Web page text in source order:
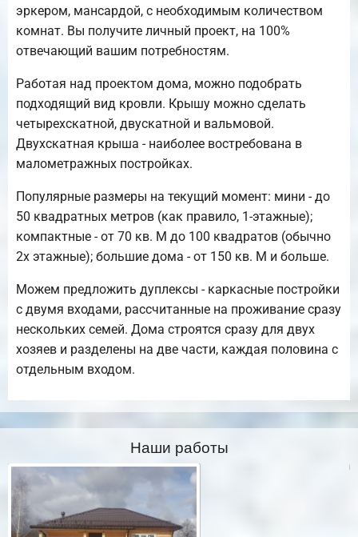
эркером, мансардой, с необходимым количеством
комнат. Вы получите личный проект, на 100%
отвечающий вашим потребностям.
Работая над проектом дома, можно подобрать
подходящий вид кровли. Крышу можно сделать
четырехскатной, двускатной и вальмовой.
Двухскатная крыша - наиболее востребована в
малометражных постройках.
Популярные размеры на текущий момент: мини - до
50 квадратных метров (как правило, 1-этажные);
компактные - от 70 кв. М до 100 квадратов (обычно
2х этажные); большие дома - от 150 кв. М и больше.
Можем предложить дуплексы - каркасные постройки
с двумя входами, рассчитанные на проживание сразу
нескольких семей. Дома строятся сразу для двух
хозяев и разделены на две части, каждая половина с
отдельным входом.
Наши работы